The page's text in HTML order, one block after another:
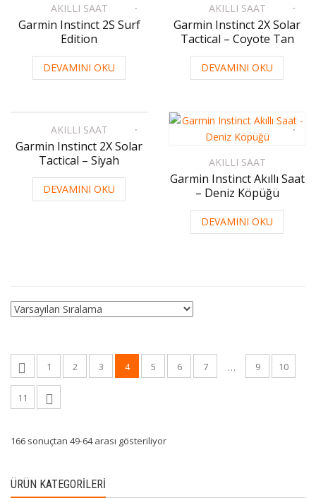
AKILLI SAAT
Garmin Instinct 2S Surf
Edition
DEVAMINI OKU
AKILLI SAAT
Garmin Instinct 2X Solar
Tactical – Coyote Tan
DEVAMINI OKU
AKILLI SAAT
Garmin Instinct 2X Solar
Tactical – Siyah
DEVAMINI OKU
AKILLI SAAT
Garmin Instinct Akıllı Saat
– Deniz Köpüğü
DEVAMINI OKU
1 2 3 4 5 6 7 … 9 10
11
166 sonuçtan 49-64 arası gösteriliyor
ÜRÜN KATEGORILERI